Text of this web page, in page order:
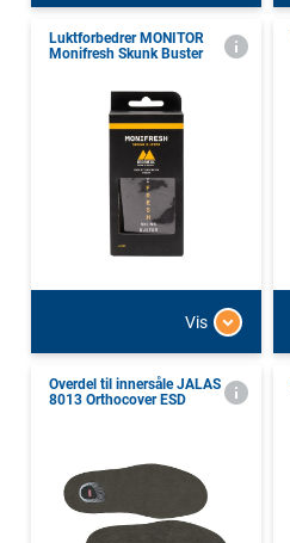
Luktforbedrer MONITOR
Monifresh Skunk Buster
Vis
Overdel til innersåle JALAS
8013 Orthocover ESD